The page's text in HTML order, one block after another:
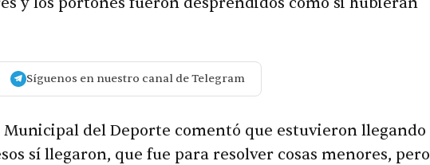
Síguenos en nuestro canal de Telegram
del Deporte comentó que estuvieron llegando
sí llegaron, que fue para resolver cosas menores, pero